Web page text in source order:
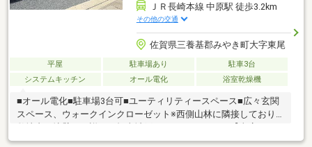
ＪＲ長崎本線 中原駅 徒歩3.2km
その他の交通
佐賀県三養基郡みやき町大字東尾
平屋 駐車場あり
駐車3台
システムキッチン
オール電化 浴室乾燥機
■オール電化■駐車場3台可■ユーティリティースペース■広々玄関
スペース、ウォークインクローゼット※西側山林に隣接しており
敷地内に擁壁あり詳細は担当城戸070-4690-1086まで【当店につい
て】駅前不動産売買久留米店は国道3号線沿いで吉野家牛丼さんと